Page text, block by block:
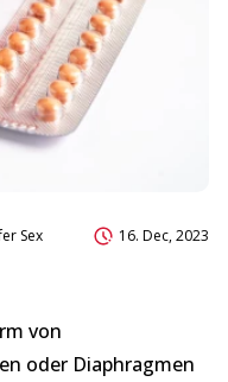
Sex 16. Dec, 2023
von
oder Diaphragmen